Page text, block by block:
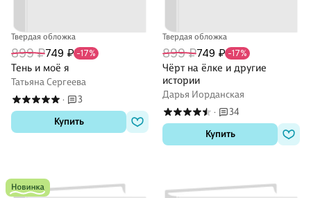
Твердая обложка
899 ₽749 ₽ -17%
Тень и моё я
Татьяна Сергеева
·
3
Купить
Твердая обложка
899 ₽749 ₽ -17%
Чёрт на ёлке и другие
истории
Дарья Иорданская
·
34
Купить